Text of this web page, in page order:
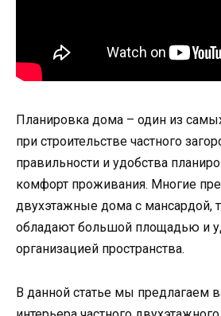
Планировка дома – один из
при строительстве частного
правильности и удобства
комфорт проживания. Многие
двухэтажные дома с мансардой,
обладают большой площадью и
организацией пространства.
В данной статье мы предлагаем